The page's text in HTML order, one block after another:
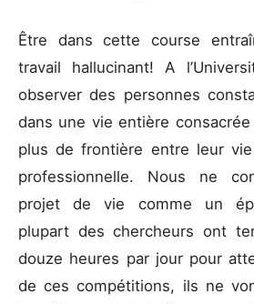
Être dans cette course
travail hallucinant! A
observer des personnes
dans une vie entière
plus de frontière entre leur
professionnelle. Nous ne
projet de vie comme un
plupart des chercheurs ont
douze heures par jour pour
de ces compétitions, ils ne